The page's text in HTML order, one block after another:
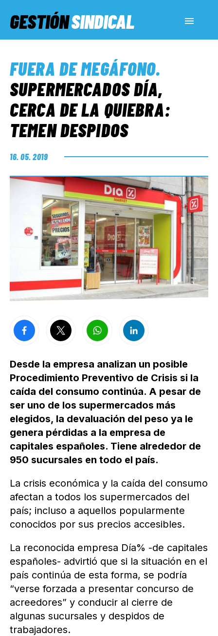
GESTIÓNSINDICAL
SERVICIOS SOCIALES
INFORMES ESPECIALES
FUERA DE MEGÁFONO
EL LADO «G»
FUERA DE MEGÁFONO.
SUPERMERCADOS DÍA,
CERCA DE LA QUIEBRA:
TEMEN DESPIDOS
16. 05. 2019
Desde la empresa analizan un posible
Procedimiento Preventivo de Crisis si la
caída del consumo continúa. A pesar de
ser uno de los supermercados más
elegidos, la devaluación del peso ya le
genera pérdidas a la empresa de
capitales españoles. Tiene alrededor de
950 sucursales en todo el país.
La crisis económica y la caída del consumo
afectan a todos los supermercados del
país; incluso a aquellos popularmente
conocidos por sus precios accesibles.
La reconocida empresa Día% -de capitales
españoles- advirtió que si la situación en el
país continúa de esta forma, se podría
“verse forzada a presentar concurso de
acreedores” y conducir al cierre de
algunas sucursales y despidos de
trabajadores.